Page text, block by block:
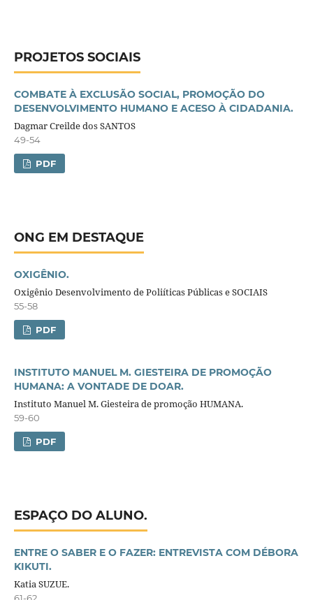
PROJETOS SOCIAIS
COMBATE À EXCLUSÃO SOCIAL, PROMOÇÃO DO
DESENVOLVIMENTO HUMANO E ACESO À CIDADANIA.
Dagmar Creilde dos SANTOS
49-54
PDF
ONG EM DESTAQUE
OXIGÊNIO.
Oxigênio Desenvolvimento de Poliíticas Públicas e SOCIAIS
55-58
PDF
INSTITUTO MANUEL M. GIESTEIRA DE PROMOÇÃO
HUMANA: A VONTADE DE DOAR.
Instituto Manuel M. Giesteira de promoção HUMANA.
59-60
PDF
ESPAÇO DO ALUNO.
ENTRE O SABER E O FAZER: ENTREVISTA COM DÉBORA
KIKUTI.
Katia SUZUE.